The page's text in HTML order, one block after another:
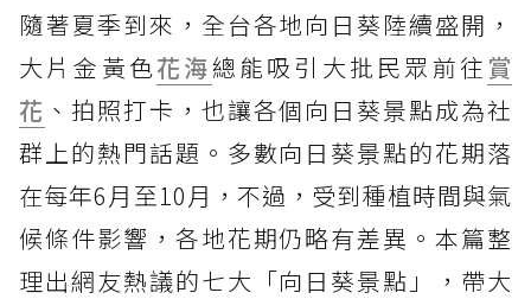
隨著夏季到來，全台各地向日葵陸續盛開，
大片金黃色花海總能吸引大批民眾前往 賞
花 、拍照打卡，也讓各個向日葵景點成為社
群上的熱門話題。多數向日葵景點的花期落
在每年6月至10月，不過，受到種植時間與氣
候條件影響，各地花期仍略有差異。本篇整
理出網友熱議的七大「向日葵景點」，帶大